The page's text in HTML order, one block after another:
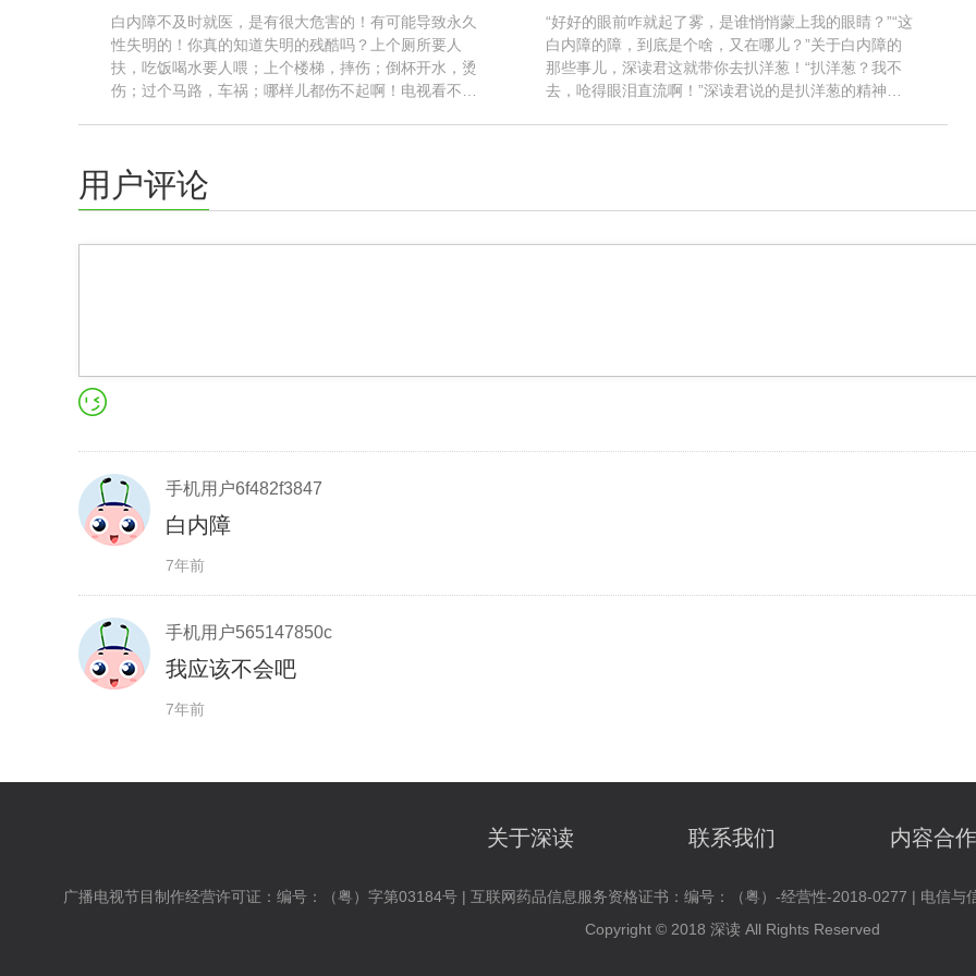
白内障不及时就医，是有很大危害的！有可能导致永久
性失明的！你真的知道失明的残酷吗？上个厕所要人
扶，吃饭喝水要人喂；上个楼梯，摔伤；倒杯开水，烫
伤；过个马路，车祸；哪样儿都伤不起啊！电视看不
“好好的眼前咋就起了雾，是谁悄悄蒙上我的眼睛？”“这
白内障的障，到底是个啥，又在哪儿？”关于白内障的
那些事儿，深读君这就带你去扒洋葱！“扒洋葱？我不
去，呛得眼泪直流啊！”深读君说的是扒洋葱的精神
用户评论
手机用户6f482f3847
白内障
7年前
手机用户565147850c
我应该不会吧
7年前
关于深读 联系我们 内容合作
广播电视节目制作经营许可证：编号：（粤）字第03184号 | 互联网药品信息服务资格证书：编号：（粤）-经营性-2018-0277 | 电信与
Copyright © 2018 深读 All Rights Reserved